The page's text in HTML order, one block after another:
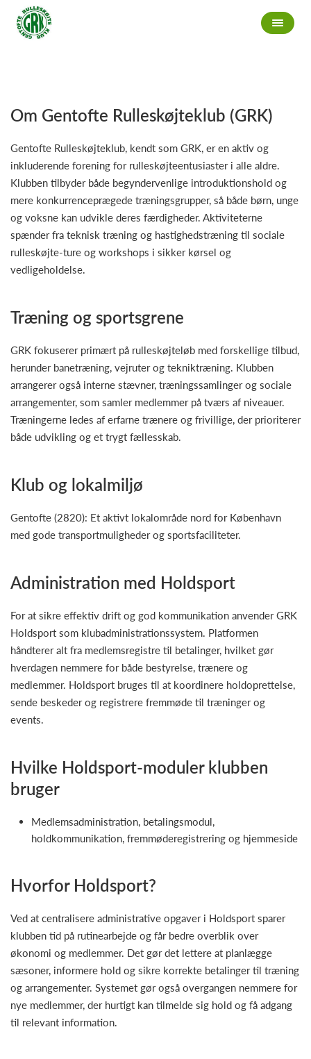
Om Gentofte Rulleskøjteklub (GRK)
Gentofte Rulleskøjteklub, kendt som GRK, er en aktiv og
inkluderende forening for rulleskøjteentusiaster i alle aldre.
Klubben tilbyder både begyndervenlige introduktionshold og
mere konkurrenceprægede træningsgrupper, så både børn, unge
og voksne kan udvikle deres færdigheder. Aktiviteterne
spænder fra teknisk træning og hastighedstræning til sociale
rulleskøjte-ture og workshops i sikker kørsel og
vedligeholdelse.
Træning og sportsgrene
GRK fokuserer primært på rulleskøjteløb med forskellige tilbud,
herunder banetræning, vejruter og tekniktræning. Klubben
arrangerer også interne stævner, træningssamlinger og sociale
arrangementer, som samler medlemmer på tværs af niveauer.
Træningerne ledes af erfarne trænere og frivillige, der prioriterer
både udvikling og et trygt fællesskab.
Klub og lokalmiljø
Gentofte (2820): Et aktivt lokalområde nord for København
med gode transportmuligheder og sportsfaciliteter.
Administration med Holdsport
For at sikre effektiv drift og god kommunikation anvender GRK
Holdsport som klubadministrationssystem. Platformen
håndterer alt fra medlemsregistre til betalinger, hvilket gør
hverdagen nemmere for både bestyrelse, trænere og
medlemmer. Holdsport bruges til at koordinere holdoprettelse,
sende beskeder og registrere fremmøde til træninger og
events.
Hvilke Holdsport-moduler klubben
bruger
Medlemsadministration, betalingsmodul,
holdkommunikation, fremmøderegistrering og hjemmeside
Hvorfor Holdsport?
Ved at centralisere administrative opgaver i Holdsport sparer
klubben tid på rutinearbejde og får bedre overblik over
økonomi og medlemmer. Det gør det lettere at planlægge
sæsoner, informere hold og sikre korrekte betalinger til træning
og arrangementer. Systemet gør også overgangen nemmere for
nye medlemmer, der hurtigt kan tilmelde sig hold og få adgang
til relevant information.